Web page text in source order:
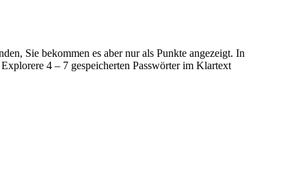
Sie bekommen es aber nur als Punkte angezeigt. In
4 – 7 gespeicherten Passwörter im Klartext